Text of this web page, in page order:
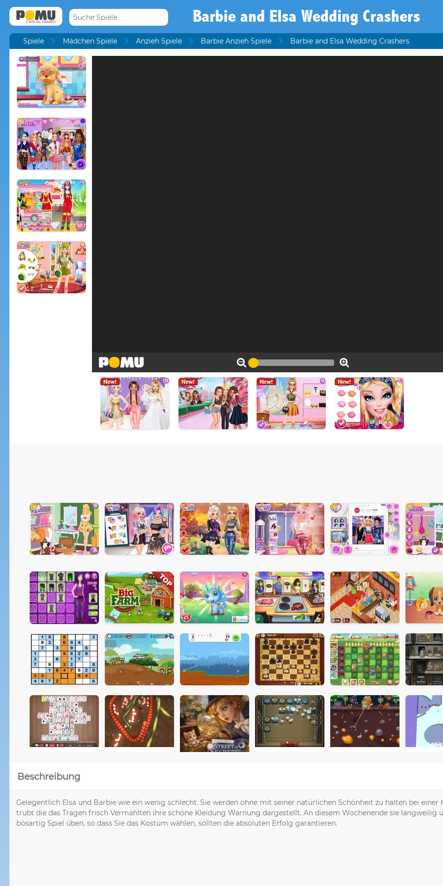
Barbie and Elsa Wedding Crashers
Spiele Mädchen Spiele Anzieh Spiele Barbie Anzieh Spiele Barbie and Elsa Wedding Crashers
Beschreibung
Gelegentlich Elsa und Barbie wie ein wenig schlecht. Sie werden ohne mit seiner natürlichen Schönheit zu halten bei einer
trübt die das Tragen frisch Vermählten ihre schöne Kleidung Warnung dargestellt. An diesem Wochenende sie langweilig
bösartig Spiel üben, so dass Sie das Kostüm wählen, sollten die absoluten Erfolg garantieren.